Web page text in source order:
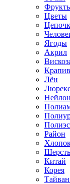
Цветы
Ягоды
Акрил
Лён
Нейлон
Район
Шерсть
Китай
Корея